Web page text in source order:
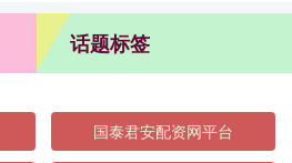
话题标签
国泰君安配资网平台